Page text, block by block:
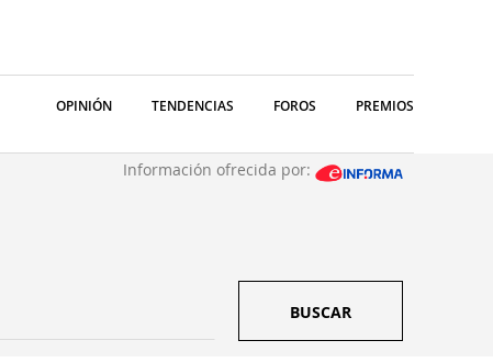
OPINIÓN TENDENCIAS FOROS PREMIOS
Información ofrecida por:
BUSCAR